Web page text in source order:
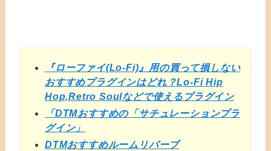
『ローファイ(Lo-Fi)』用の買って損しない
おすすめプラグインはどれ？Lo-Fi Hip
Hop,Retro Soulなどで使えるプラグイン
「DTMおすすめの「サチュレーションプラ
グイン」
DTMおすすめルームリバーブ